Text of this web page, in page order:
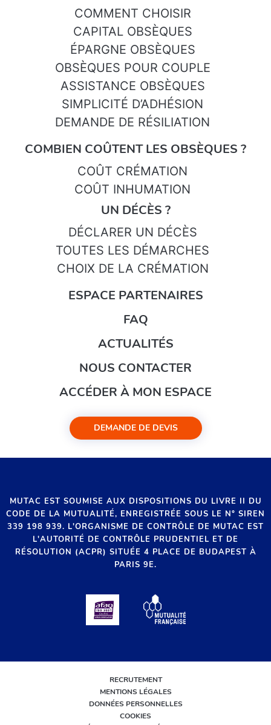
COMMENT CHOISIR
CAPITAL OBSÈQUES
ÉPARGNE OBSÈQUES
OBSÈQUES POUR COUPLE
ASSISTANCE OBSÈQUES
SIMPLICITÉ D’ADHÉSION
DEMANDE DE RÉSILIATION
COMBIEN COÛTENT LES OBSÈQUES ?
COÛT CRÉMATION
COÛT INHUMATION
UN DÉCÈS ?
DÉCLARER UN DÉCÈS
TOUTES LES DÉMARCHES
CHOIX DE LA CRÉMATION
ESPACE PARTENAIRES
FAQ
ACTUALITÉS
NOUS CONTACTER
ACCÉDER À MON ESPACE
DEMANDE DE DEVIS
MUTAC EST SOUMISE AUX DISPOSITIONS DU LIVRE II DU
CODE DE LA MUTUALITÉ, ENREGISTRÉE SOUS LE N° SIREN
339 198 939. L'ORGANISME DE CONTRÔLE DE MUTAC EST
L'AUTORITÉ DE CONTRÔLE PRUDENTIEL ET DE
RÉSOLUTION (ACPR) SITUÉE 4 PLACE DE BUDAPEST À
PARIS 9E.
RECRUTEMENT
MENTIONS LÉGALES
DONNÉES PERSONNELLES
COOKIES